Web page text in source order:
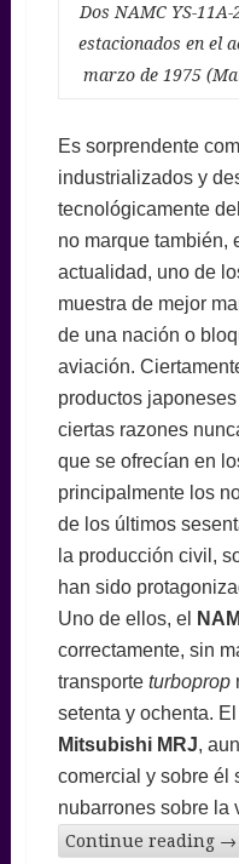
Dos NAMC YS-
estacionados en el
marzo de 1975
Es sorprendente
industrializados y
tecnológicamente
no marque también,
actualidad, uno de
muestra de mejor
de una nación o
aviación.
productos
ciertas razones
que se ofrecían en
principalmente los
de los últimos
la producción civil,
han sido
Uno de ellos, el
correctamente, sin
transporte turboprop
setenta y ochenta.
Mitsubishi MRJ,
comercial y sobre él
nubarrones sobre la
Continue reading →